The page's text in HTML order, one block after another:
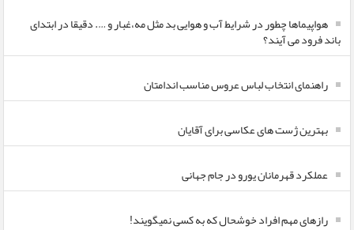
هواپیماها چطور در شرایط آب و هوایی بد مثل مه،غبار و …. دقیقا در ابتدای
باند فرود می آیند؟
راهنمای انتخاب لباس عروس مناسب اندامتان
بهترین ژست های عکاسی برای آقایان
عملکرد قهرمانان یورو در جام جهانی
رازهای مهم افراد خوشحال که به کسی نمیگویند!